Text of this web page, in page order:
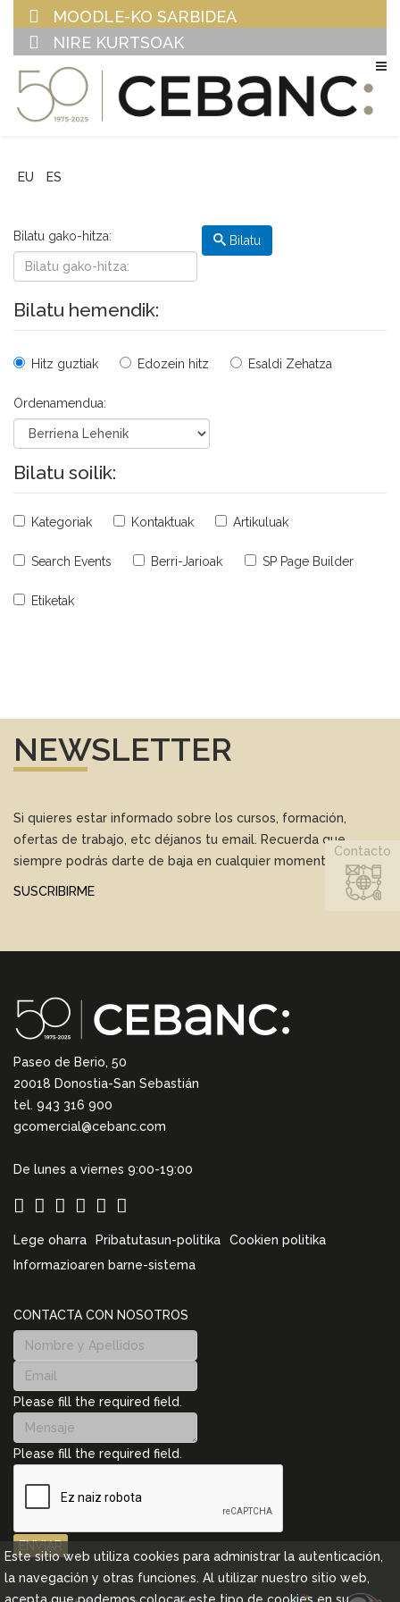
MOODLE-KO SARBIDEA
NIRE KURTSOAK
EU ES
Bilatu gako-hitza: Bilatu
Bilatu hemendik:
Hitz guztiak Edozein hitz Esaldi Zehatza
Ordenamendua:
Bilatu soilik:
Kategoriak Kontaktuak Artikuluak
Search Events Berri-Jarioak SP Page Builder
Etiketak
NEWSLETTER
Si quieres estar informado sobre los cursos, formación,
ofertas de trabajo, etc déjanos tu email. Recuerda que
siempre podrás darte de baja en cualquier momento.
SUSCRIBIRME
Paseo de Berio, 50
20018 Donostia-San Sebastián
tel. 943 316 900
gcomercial@cebanc.com
De lunes a viernes 9:00-19:00
Lege oharra Pribatutasun-politika
Cookien politika
Informazioaren barne-sistema
CONTACTA CON NOSOTROS
Please fill the required field.
Please fill the required field.
ENVIAR
Contacto
Este sitio web utiliza cookies para administrar la autenticación,
la navegación y otras funciones. Al utilizar nuestro sitio web,